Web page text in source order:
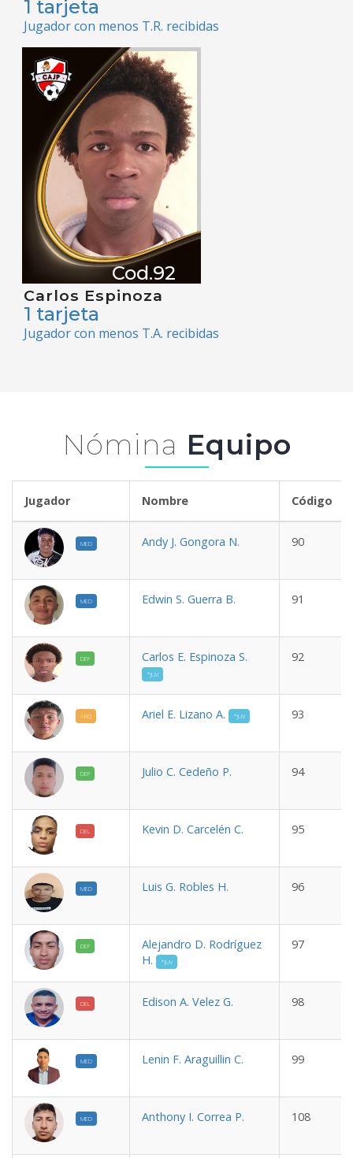
1 tarjeta
Jugador con menos T.R. recibidas
Cod.92
Carlos Espinoza
1 tarjeta
Jugador con menos T.A. recibidas
Nómina Equipo
Jugador Nombre Código
MED Andy J. Gongora N. 90
MED Edwin S. Guerra B. 91
DEF Carlos E. Espinoza S.
*JUV
92
ARQ Ariel E. Lizano A. *JUV 93
DEF Julio C. Cedeño P. 94
DEL Kevin D. Carcelén C. 95
MED Luis G. Robles H. 96
DEF
Alejandro D. Rodríguez
H.
*JUV
97
DEL Edison A. Velez G. 98
MED Lenin F. Araguillin C. 99
MED Anthony I. Correa P. 108